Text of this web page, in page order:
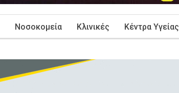
Νοσοκομεία Κλινικές Κέντρα Υγείας